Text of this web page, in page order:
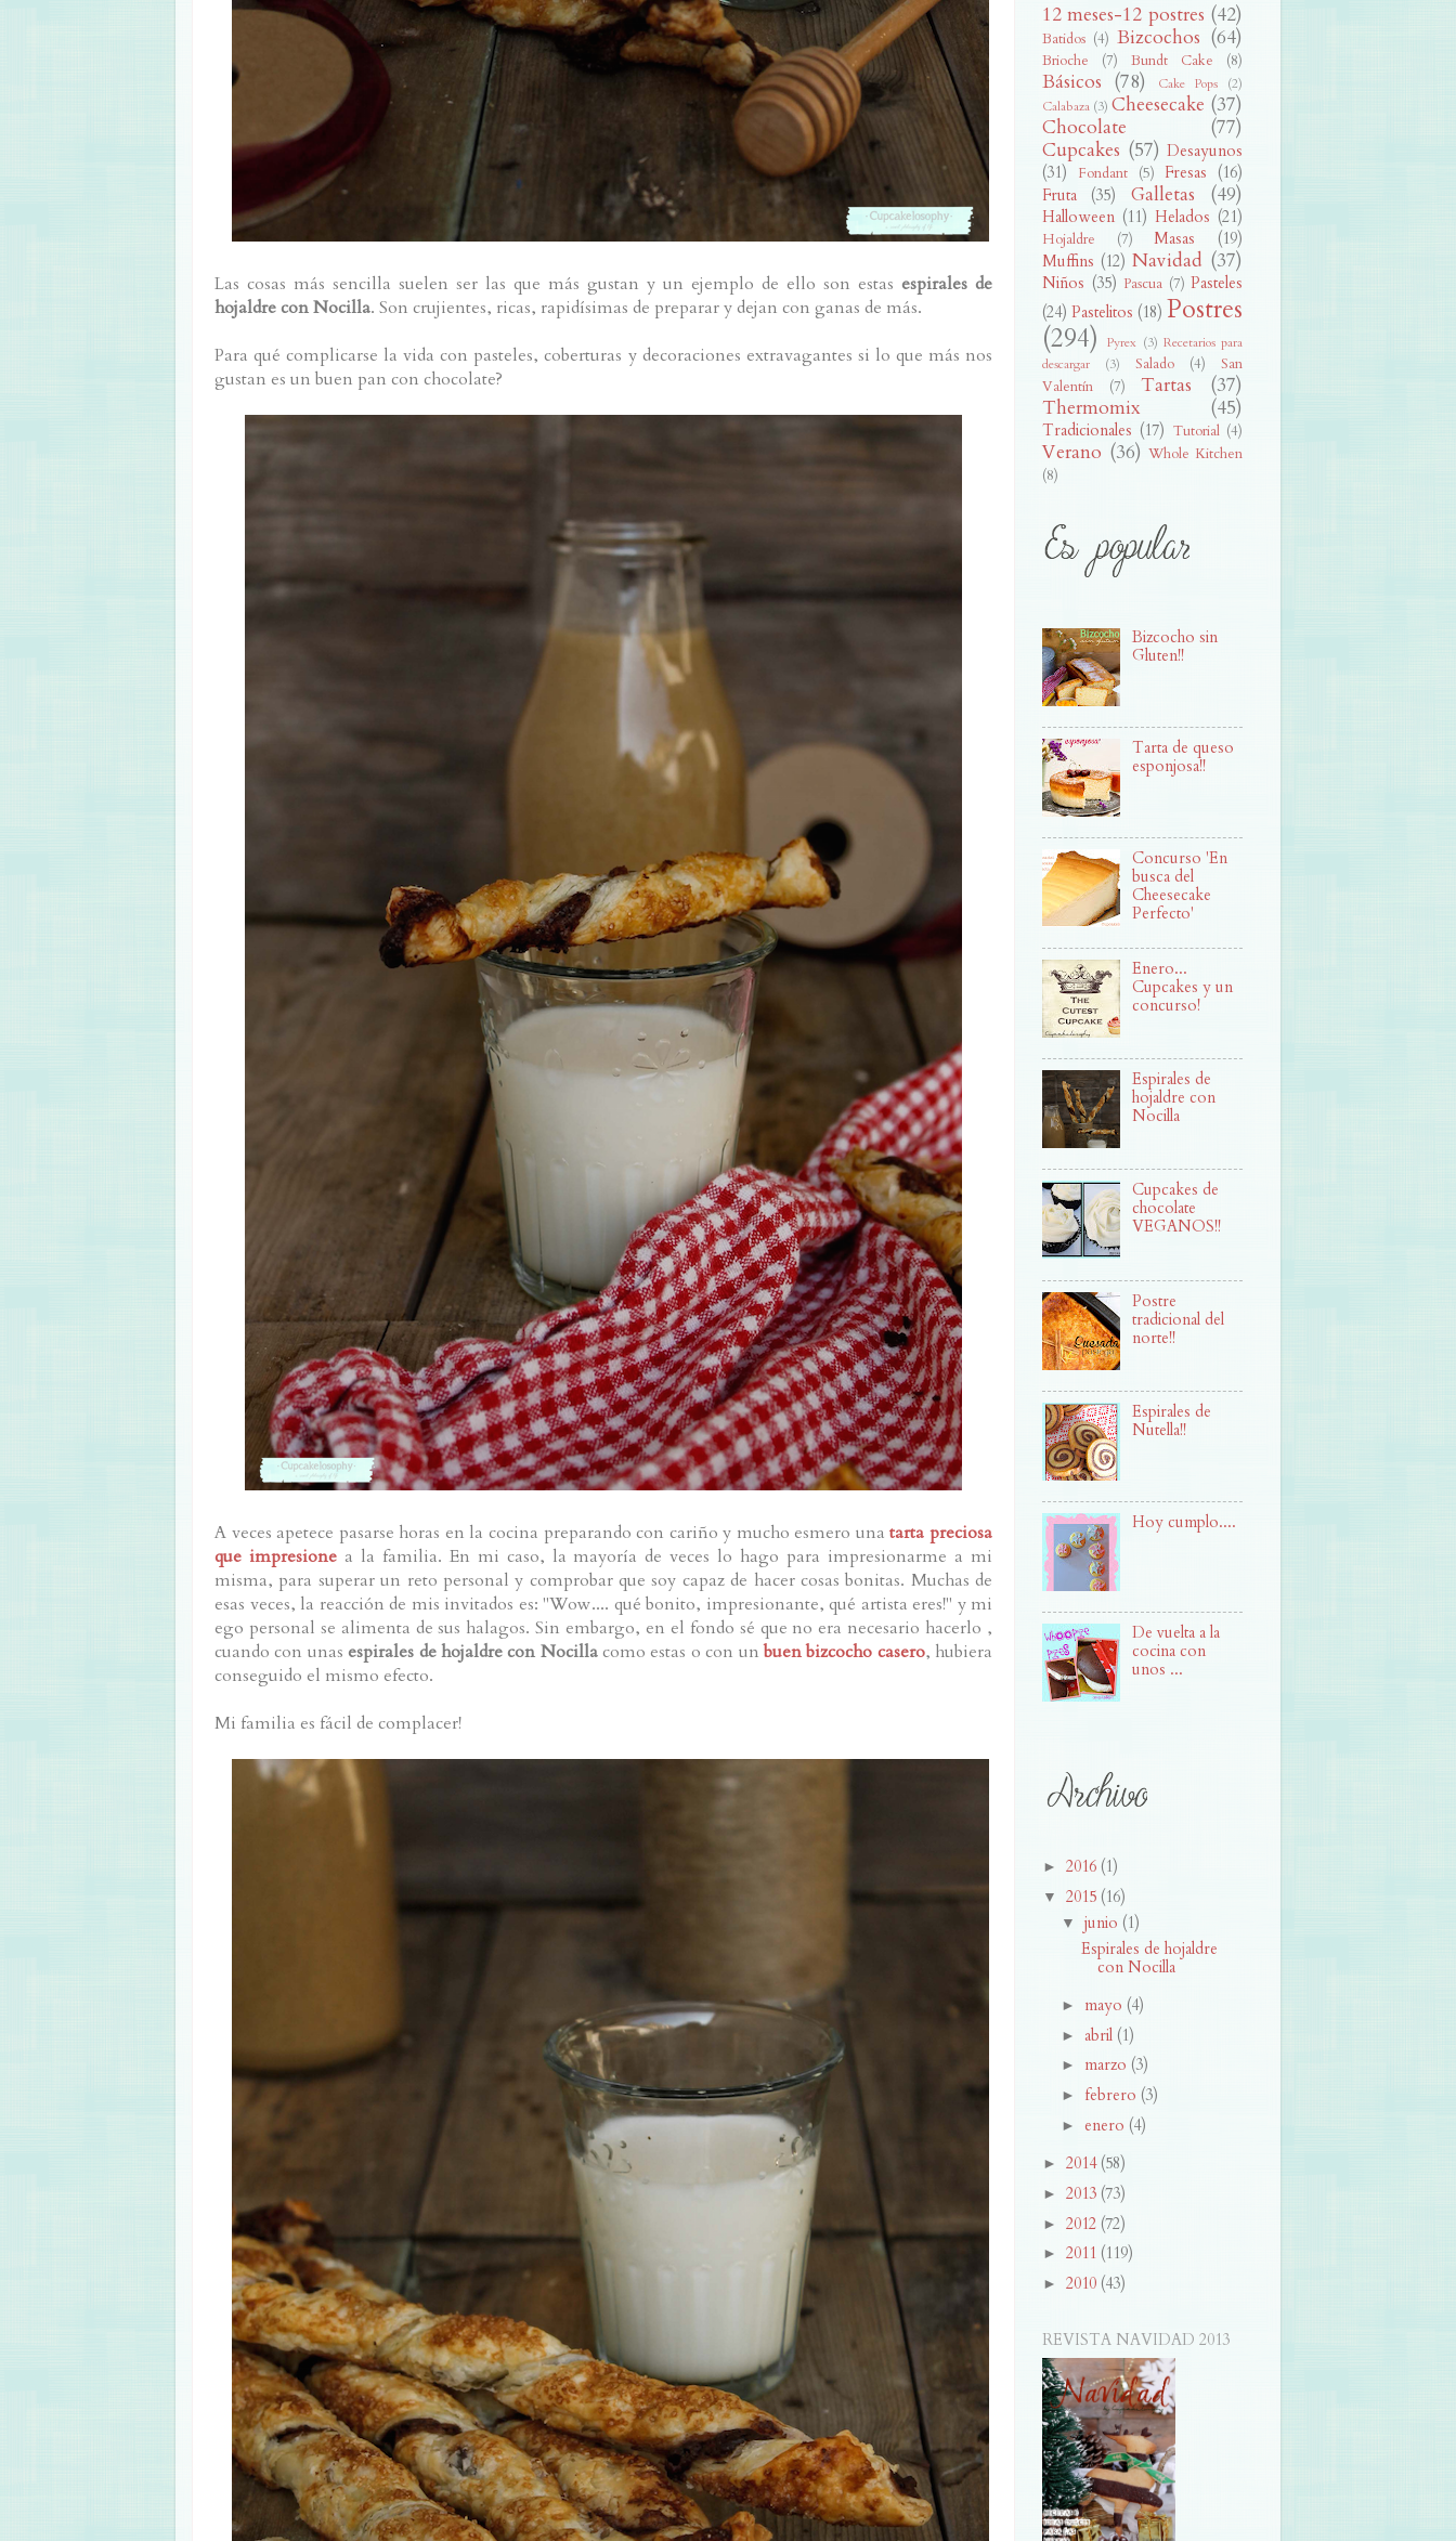
Las cosas más sencilla suelen ser las que más gustan y un ejemplo de ello son estas espirales de
hojaldre con Nocilla. Son crujientes, ricas, rapidísimas de preparar y dejan con ganas de más.
Para qué complicarse la vida con pasteles, coberturas y decoraciones extravagantes si lo que más nos
gustan es un buen pan con chocolate?
A veces apetece pasarse horas en la cocina preparando con cariño y mucho esmero unatarta preciosa
que impresionea la familia. En mi caso, la mayoría de veces lo hago para impresionarme a mi
misma, para superar un reto personal y comprobar que soy capaz de hacer cosas bonitas. Muchas de
esas veces, la reacción de mis invitados es: "Wow.... qué bonito, impresionante, qué artista eres!" y mi
ego personal se alimenta de sus halagos. Sin embargo, en el fondo sé que no era necesario hacerlo ,
cuando con unasespirales de hojaldre con Nocillacomo estas o con unbuen bizcocho casero, hubiera
conseguido el mismo efecto.
Mi familia es fácil de complacer!
12 meses-12 postres (42)
Batidos (4) Bizcochos (64)
Brioche (7) Bundt Cake (8)
Básicos (78) Cake Pops
(2)
Calabaza (3) Cheesecake (37)
Chocolate
(77)
Cupcakes (57) Desayunos
(31)
Fondant (5) Fresas
(16)
Fruta
(35) Galletas (49)
Halloween (11) Helados (21)
Hojaldre (7) Masas
(19)
Muffins (12) Navidad (37)
Niños (35) Pascua (7) Pasteles
(24) Pastelitos (18) Postres
(294)
Pyrex (3) Recetarios para
descargar
(3) Salado (4)
San
Valentín
(7) Tartas
(37)
Thermomix
(45)
Tradicionales (17) Tutorial (4)
Verano (36) Whole Kitchen
(8)
Bizcocho sin
Gluten!!
Tarta de queso
esponjosa!!
Concurso 'En
busca del
Cheesecake
Perfecto'
Enero...
Cupcakes y un
concurso!
Espirales de
hojaldre con
Nocilla
Cupcakes de
chocolate
VEGANOS!!
Postre
tradicional del
norte!!
Espirales de
Nutella!!
Hoy cumplo....
De vuelta a la
cocina con
unos ...
► 2016 (1)
▼ 2015 (16)
▼junio (1)
Espirales de hojaldre
con Nocilla
► mayo (4)
►abril (1)
► marzo (3)
► febrero (3)
►enero (4)
► 2014 (58)
► 2013 (73)
► 2012 (72)
► 2011 (119)
► 2010 (43)
REVISTA NAVIDAD 2013